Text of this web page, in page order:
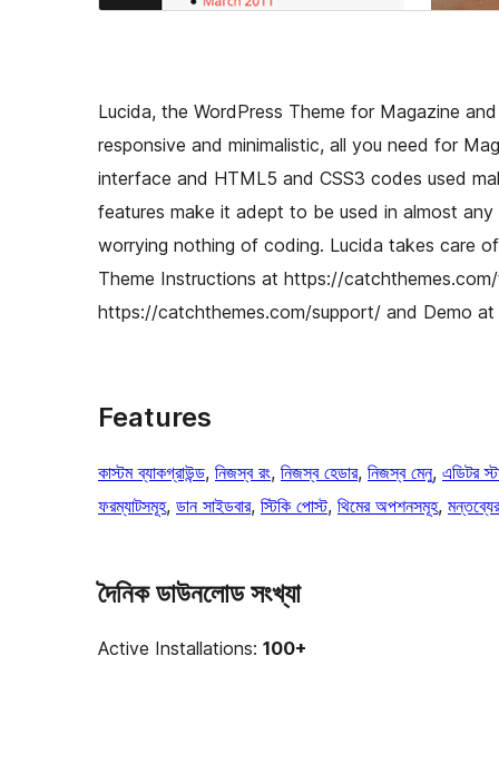
Lucida, the WordPress Theme for Magazine
responsive and minimalistic, all you need for
interface and HTML5 and CSS3 codes used
features make it adept to be used in almost
worrying nothing of coding. Lucida takes care
Theme Instructions at https://
https://catchthemes.com/support/ and Demo
Features
কাস্টম ব্যাকগ্রাউন্ড, নিজস্ব রং, নিজস্ব হেডার, নিজস্ব মেনু, এডিটর
ফরম্যাটসমূহ, ডান সাইডবার, স্টিকি পোস্ট, থিমের অপশনসমূহ,
দৈনিক ডাউনলোড সংখ্যা
Active Installations: 100+